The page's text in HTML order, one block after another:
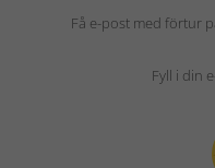
Få e-post med förtur
Fyll i din